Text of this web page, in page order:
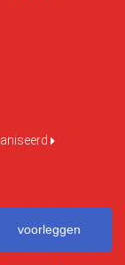
voorleggen